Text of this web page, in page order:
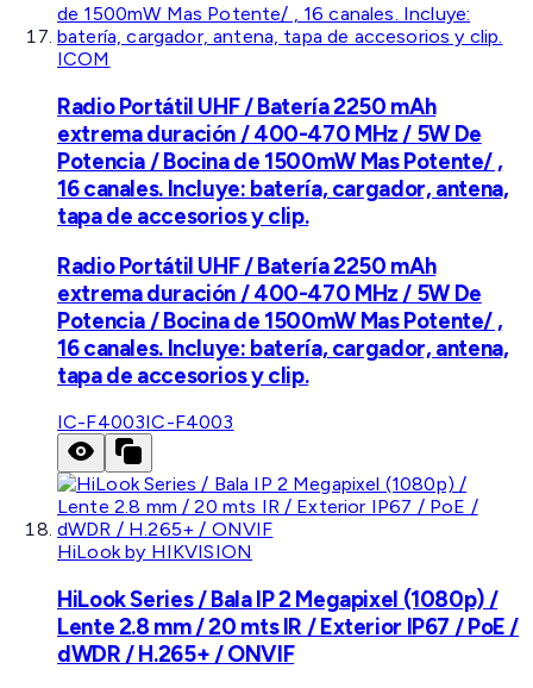
ICOM
Radio Portátil UHF / Batería 2250 mAh
extrema duración / 400-470 MHz / 5W De
Potencia / Bocina de 1500mW Mas Potente/ ,
16 canales. Incluye: batería, cargador, antena,
tapa de accesorios y clip.
Radio Portátil UHF / Batería 2250 mAh
extrema duración / 400-470 MHz / 5W De
Potencia / Bocina de 1500mW Mas Potente/ ,
16 canales. Incluye: batería, cargador, antena,
tapa de accesorios y clip.
IC-F4003IC-F4003
HiLook by HIKVISION
HiLook Series / Bala IP 2 Megapixel (1080p) /
Lente 2.8 mm / 20 mts IR / Exterior IP67 / PoE /
dWDR / H.265+ / ONVIF